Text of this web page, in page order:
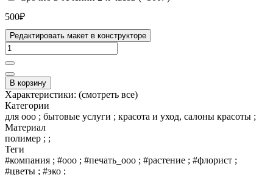
500₽
Редактировать макет в конструкторе
В корзину
Характеристики: (смотреть все)
Категории
для ооо ; бытовые услуги ; красота и уход, салоны красоты ;
Материал
полимер ; ;
Теги
#компания ; #ооо ; #печать_ооо ; #растение ; #флорист ;
#цветы ; #эко ;